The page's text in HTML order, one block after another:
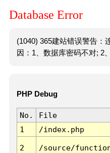
Database Error
(1040) 365建站错误警告：
因：1、数据库密码不对; 2
PHP Debug
No. File
1
/index.php
2 /source/